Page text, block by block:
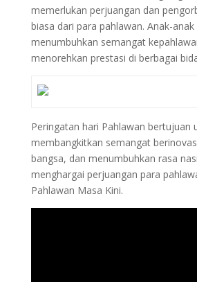
memerlukan perjuangan dan
biasa dari para pahlawan. Anak-
menumbuhkan semangat
menorehkan prestasi di berbagai
Peringatan hari Pahlawan bertujuan
membangkitkan semangat
bangsa, dan menumbuhkan rasa
menghargai perjuangan para
Pahlawan Masa Kini.